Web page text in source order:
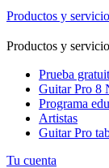
Productos y
Productos y
Prueba
Guitar Pro 8
Programa
Artistas
Guitar Pro
Tu cuenta